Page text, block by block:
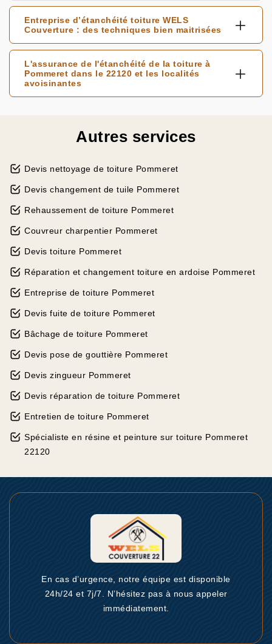
Entreprise d’étanchéité toiture WELS
Couverture : des techniques bien maitrisées
L'assurance de l'étanchéité de la toiture à
Pommeret dans le 22120 et les localités
avoisinantes
Autres services
Devis nettoyage de toiture Pommeret
Devis changement de tuile Pommeret
Rehaussement de toiture Pommeret
Couvreur charpentier Pommeret
Devis toiture Pommeret
Réparation et changement toiture en ardoise Pommeret
Entreprise de toiture Pommeret
Devis fuite de toiture Pommeret
Bâchage de toiture Pommeret
Devis pose de gouttière Pommeret
Devis zingueur Pommeret
Devis réparation de toiture Pommeret
Entretien de toiture Pommeret
Spécialiste en résine et peinture sur toiture Pommeret
22120
En cas d’urgence, notre équipe est disponible
24h/24 et 7j/7. N’hésitez pas à nous appeler
immédiatement.